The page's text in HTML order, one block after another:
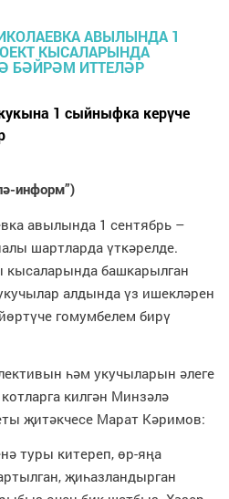
1 сыйныфка керүче
информ”)
авылында 1 сентябрь –
шартларда үткәрелде.
кысаларында башкарылган
алдында үз ишекләрен
гомумбелем бирү
һәм укучыларын әлеге
килгән Минзәлә
җитәкчесе Марат Кәримов:
туры китереп, өр-яңа
җиһазландырган